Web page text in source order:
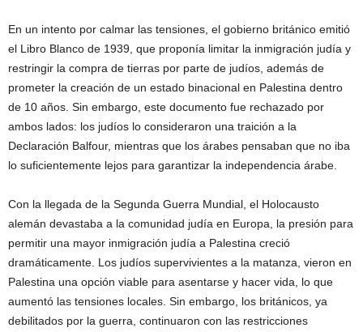
En un intento por calmar las tensiones, el gobierno británico emitió
el Libro Blanco de 1939, que proponía limitar la inmigración judía y
restringir la compra de tierras por parte de judíos, además de
prometer la creación de un estado binacional en Palestina dentro
de 10 años. Sin embargo, este documento fue rechazado por
ambos lados: los judíos lo consideraron una traición a la
Declaración Balfour, mientras que los árabes pensaban que no iba
lo suficientemente lejos para garantizar la independencia árabe.
Con la llegada de la Segunda Guerra Mundial, el Holocausto
alemán devastaba a la comunidad judía en Europa, la presión para
permitir una mayor inmigración judía a Palestina creció
dramáticamente. Los judíos supervivientes a la matanza, vieron en
Palestina una opción viable para asentarse y hacer vida, lo que
aumentó las tensiones locales. Sin embargo, los británicos, ya
debilitados por la guerra, continuaron con las restricciones